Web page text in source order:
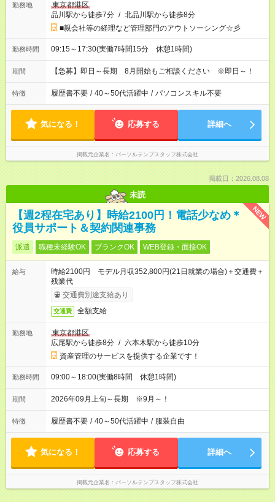
勤務地
東京都港区
品川駅から徒歩7分 / 北品川駅から徒歩8分
■親会社等の経理など管理部門のアウトソーシング☆彡
勤務時間 09:15～17:30(実働7時間15分 休憩1時間)
期間 【急募】即日～長期 8月開始もご相談ください ※即日～！
特徴 履歴書不要 / 40～50代活躍中 / パソコンスキル不要
気になる！ 応募する 詳細へ
掲載元企業名 パーソルテンプスタッフ株式会社
掲載日：2026.08.08
未読
NEW
【週2程在宅あり】時給2100円！電話少なめ＊
役員サポート＆契約関連事務
派遣 職種未経験OK ブランクOK WEB登録・面接OK
給与
時給2100円 モデル月収352,800円(21日就業の場合)＋交通費＋
残業代
交通費別途支給あり
交通費 全額支給
勤務地
東京都港区
広尾駅から徒歩8分 / 六本木駅から徒歩10分
資産管理のサービスを提供する企業です！
勤務時間 09:00～18:00(実働8時間 休憩1時間)
期間 2026年09月上旬～長期 ※9月～！
特徴 履歴書不要 / 40～50代活躍中 / 服装自由
気になる！ 応募する 詳細へ
掲載元企業名 パーソルテンプスタッフ株式会社